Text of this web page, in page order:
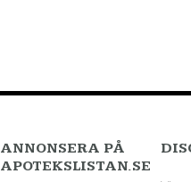
ANNONSERA PÅ
APOTEKSLISTAN.SE